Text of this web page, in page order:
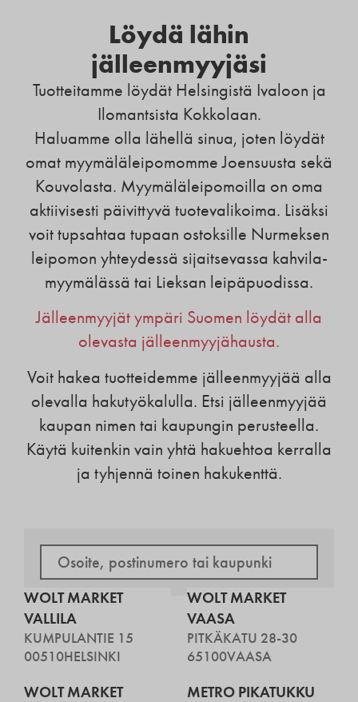
Löydä lähin
jälleenmyyjäsi
Tuotteitamme löydät Helsingistä Ivaloon ja
Ilomantsista Kokkolaan.
Haluamme olla lähellä sinua, joten löydät
omat myymäläleipomomme Joensuusta sekä
Kouvolasta. Myymäläleipomoilla on oma
aktiivisesti päivittyvä tuotevalikoima. Lisäksi
voit tupsahtaa tupaan ostoksille Nurmeksen
leipomon yhteydessä sijaitsevassa kahvila-
myymälässä tai Lieksan leipäpuodissa.
Jälleenmyyjät ympäri Suomen löydät alla
olevasta jälleenmyyjähausta.
Voit hakea tuotteidemme jälleenmyyjää alla
olevalla hakutyökalulla. Etsi jälleenmyyjää
kaupan nimen tai kaupungin perusteella.
Käytä kuitenkin vain yhtä hakuehtoa kerralla
ja tyhjennä toinen hakukenttä.
WOLT MARKET
VALLILA
KUMPULANTIE 15
00510HELSINKI
WOLT MARKET
VAASA
PITKÄKATU 28-30
65100VAASA
WOLT MARKET
METRO PIKATUKKU